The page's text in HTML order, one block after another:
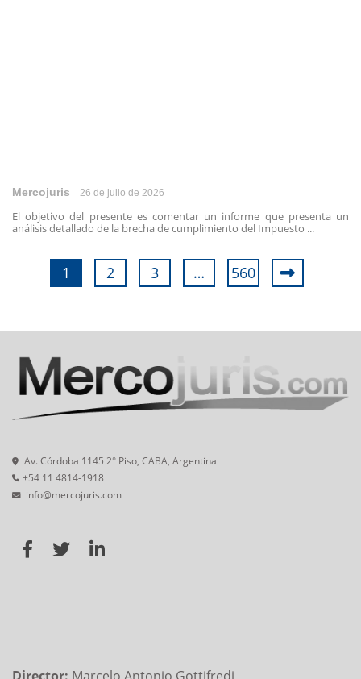
Mercojuris 26 de julio de 2026
El objetivo del presente es comentar un informe que presenta un
análisis detallado de la brecha de cumplimiento del Impuesto ...
1 2 3 … 560
Av. Córdoba 1145 2° Piso, CABA, Argentina
+54 11 4814-1918
info@mercojuris.com